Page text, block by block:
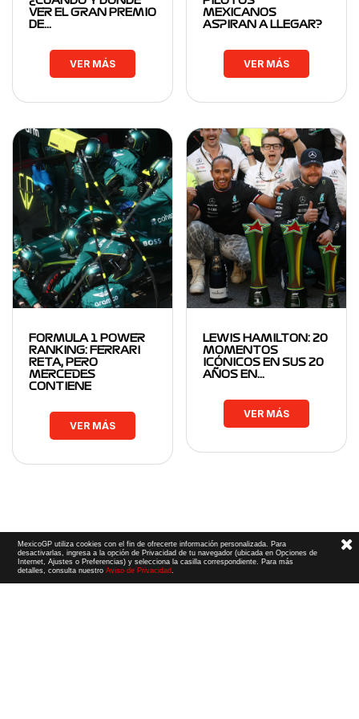
VER EL GRAN PREMIO
DE…
VER MÁS
MEXICANOS
ASPIRAN A LLEGAR?
VER MÁS
FORMULA 1 POWER
RANKING: FERRARI
RETA, PERO
MERCEDES
CONTIENE
VER MÁS
LEWIS HAMILTON: 20
MOMENTOS
ICÓNICOS EN SUS 20
AÑOS EN…
VER MÁS
MexicoGP utiliza cookies con el fin de ofrecerte información personalizada. Para
desactivarlas, ingresa a la opción de Privacidad de tu navegador (ubicada en Opciones de
Internet, Ajustes o Preferencias) y selecciona la casilla correspondiente. Para más
detalles, consulta nuestroAviso de Privacidad.